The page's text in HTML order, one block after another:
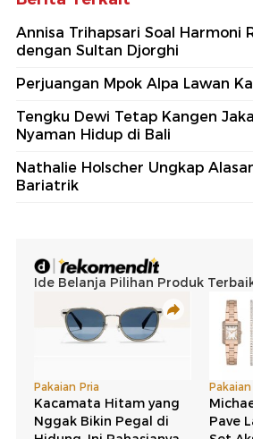
Annisa Trihapsari Soal Harmoni
dengan Sultan Djorghi
Perjuangan Mpok Alpa Lawan
Tengku Dewi Tetap Kangen
Nyaman Hidup di Bali
Nathalie Holscher Ungkap
Bariatrik